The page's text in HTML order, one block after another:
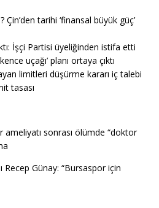
Çin’den tarihi ‘finansal büyük güç’
İşçi Partisi üyeliğinden istifa etti
uçağı’ planı ortaya çıktı
limitleri düşürme kararı iç talebi
tasası
ameliyatı sonrası ölümde “doktor
Recep Günay: “Bursaspor için